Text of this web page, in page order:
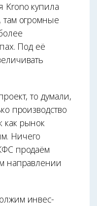
Kronо купила
там огромные
Под её
то думали,
производство
рынок
Ничего
продаём
направлении
инвес­